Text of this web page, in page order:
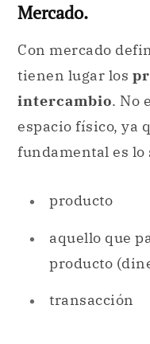
Mercado.
Con mercado
tienen lugar los
intercambio. No
espacio físico, ya
fundamental es lo
producto
aquello que
producto
transacción